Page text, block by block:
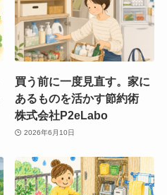
買う前に一度見直す。家に
あるものを活かす節約術
株式会社P2eLabo
2026年6月10日